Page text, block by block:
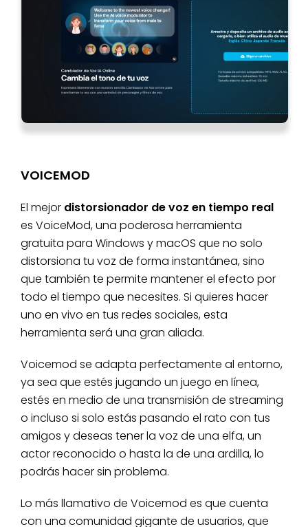
VOICEMOD
El mejor distorsionador de voz en tiempo real
es VoiceMod, una poderosa herramienta
gratuita para Windows y macOS que no solo
distorsiona tu voz de forma instantánea, sino
que también te permite mantener el efecto por
todo el tiempo que necesites. Si quieres hacer
uno en vivo en tus redes sociales, esta
herramienta será una gran aliada.
Voicemod se adapta perfectamente al entorno,
ya sea que estés jugando un juego en línea,
estés en medio de una transmisión de streaming
o incluso si solo estás pasando el rato con tus
amigos y deseas tener la voz de una elfa, un
actor reconocido o hasta la de una ardilla, lo
podrás hacer sin problema.
Lo más llamativo de Voicemod es que cuenta
con una comunidad gigante de usuarios, que